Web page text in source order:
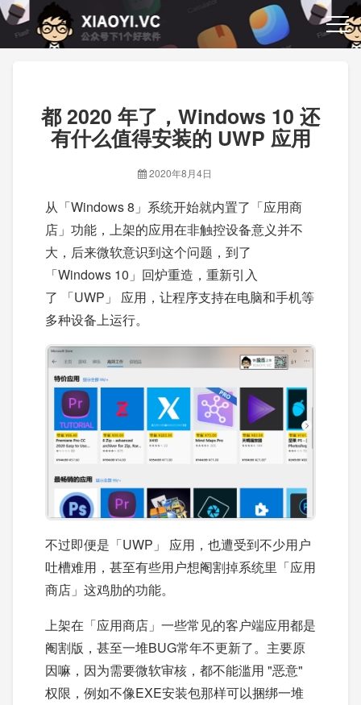
都 2020 年了，Windows 10 还
有什么值得安装的 UWP 应用
2020年8月4日
从「Windows 8」系统开始就内置了「应用商
店」功能，上架的应用在非触控设备意义并不
大，后来微软意识到这个问题，到了
「Windows 10」回炉重造，重新引入
了 「UWP」 应用，让程序支持在电脑和手机等
多种设备上运行。
不过即便是「UWP」 应用，也遭受到不少用户
吐槽难用，甚至有些用户想阉割掉系统里「应用
商店」这鸡肋的功能。
上架在「应用商店」一些常见的客户端应用都是
阉割版，甚至一堆BUG常年不更新了。主要原
因嘛，因为需要微软审核，都不能滥用 "恶意"
权限，例如不像EXE安装包那样可以捆绑一堆